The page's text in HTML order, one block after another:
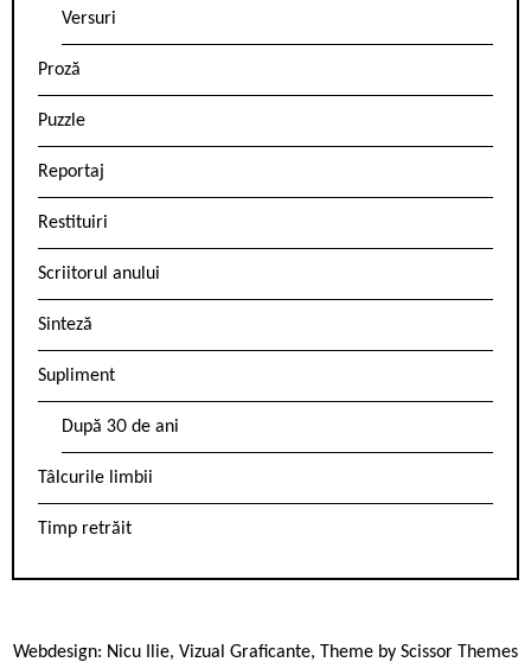
Versuri
Proză
Puzzle
Reportaj
Restituiri
Scriitorul anului
Sinteză
Supliment
După 30 de ani
Tâlcurile limbii
Timp retrăit
Webdesign: Nicu Ilie, Vizual Graficante, Theme by Scissor Themes